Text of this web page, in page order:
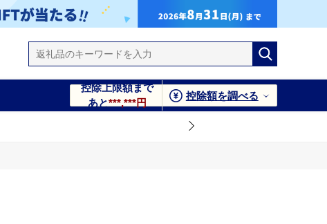
控除上限額まで
あと***,***円
控除額を調べる